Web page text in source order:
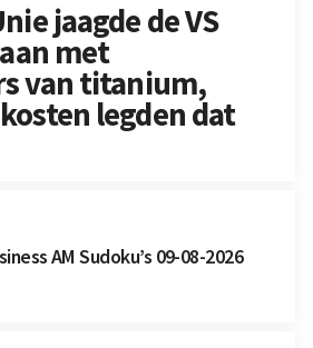
jaagde de VS
met
van titanium,
legden dat
AM Sudoku’s 09-08-2026